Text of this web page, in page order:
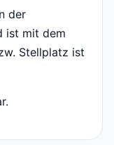
der
ist mit dem
Stellplatz ist